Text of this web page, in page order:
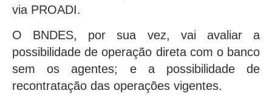
via PROADI.
O BNDES, por sua vez, vai avaliar a
possibilidade de operação direta com o banco
sem os agentes; e a possibilidade de
recontratação das operações vigentes.